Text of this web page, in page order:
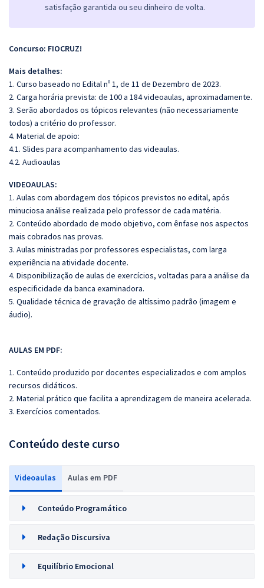
satisfação garantida ou seu dinheiro de volta.
Concurso: FIOCRUZ!
Mais detalhes:
1. Curso baseado no Edital nº 1, de 11 de Dezembro de 2023.
2. Carga horária prevista: de 100 a 184 videoaulas, aproximadamente.
3. Serão abordados os tópicos relevantes (não necessariamente
todos) a critério do professor.
4. Material de apoio:
4.1. Slides para acompanhamento das videaulas.
4.2. Audioaulas
VIDEOAULAS:
1. Aulas com abordagem dos tópicos previstos no edital, após
minuciosa análise realizada pelo professor de cada matéria.
2. Conteúdo abordado de modo objetivo, com ênfase nos aspectos
mais cobrados nas provas.
3. Aulas ministradas por professores especialistas, com larga
experiência na atividade docente.
4. Disponibilização de aulas de exercícios, voltadas para a análise da
especificidade da banca examinadora.
5. Qualidade técnica de gravação de altíssimo padrão (imagem e
áudio).
AULAS EM PDF:
1. Conteúdo produzido por docentes especializados e com amplos
recursos didáticos.
2. Material prático que facilita a aprendizagem de maneira acelerada.
3. Exercícios comentados.
Conteúdo deste curso
Videoaulas Aulas em PDF
Conteúdo Programático
Redação Discursiva
Equilíbrio Emocional